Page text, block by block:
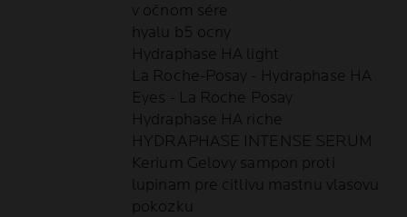
v očnom sére
hyalu b5 ocny
Hydraphase HA light
La Roche-Posay - Hydraphase HA
Eyes - La Roche Posay
Hydraphase HA riche
HYDRAPHASE INTENSE SERUM
Kerium Gelovy sampon proti
lupinam pre citlivu mastnu vlasovu
pokozku